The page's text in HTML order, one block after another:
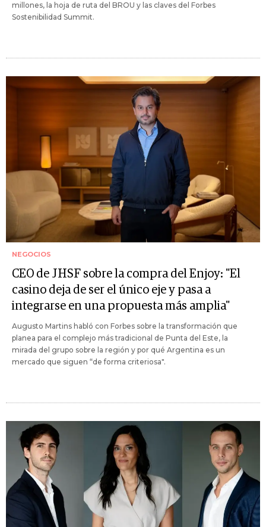
millones, la hoja de ruta del BROU y las claves del Forbes
Sostenibilidad Summit.
NEGOCIOS
CEO de JHSF sobre la compra del Enjoy: "El
casino deja de ser el único eje y pasa a
integrarse en una propuesta más amplia"
Augusto Martins habló con Forbes sobre la transformación que
planea para el complejo más tradicional de Punta del Este, la
mirada del grupo sobre la región y por qué Argentina es un
mercado que siguen “de forma criteriosa".